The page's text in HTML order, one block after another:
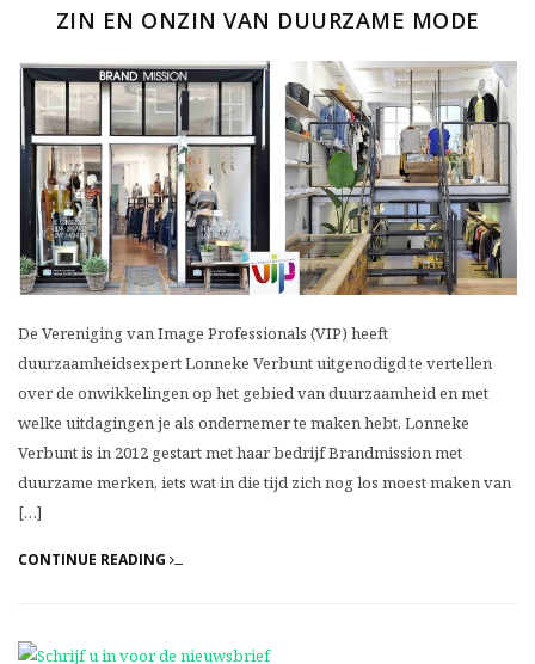
ZIN EN ONZIN VAN DUURZAME MODE
De Vereniging van Image Professionals (VIP) heeft
duurzaamheidsexpert Lonneke Verbunt uitgenodigd te vertellen
over de onwikkelingen op het gebied van duurzaamheid en met
welke uitdagingen je als ondernemer te maken hebt. Lonneke
Verbunt is in 2012 gestart met haar bedrijf Brandmission met
duurzame merken, iets wat in die tijd zich nog los moest maken van
[…]
CONTINUE READING